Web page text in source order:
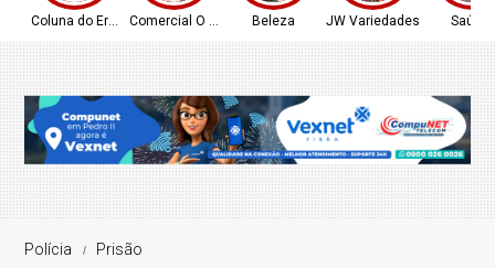
Coluna do ErnâniComercial O FerreiraBeleza JW Variedades Saúde!
Polícia Prisão